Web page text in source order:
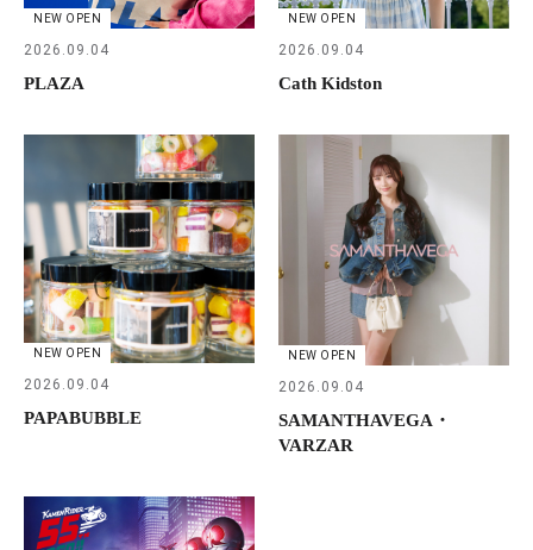
NEW OPEN
2026.09.04
PLAZA
NEW OPEN
2026.09.04
Cath Kidston
NEW OPEN
2026.09.04
PAPABUBBLE
NEW OPEN
2026.09.04
SAMANTHAVEGA・
VARZAR